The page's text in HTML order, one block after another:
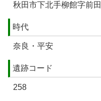
秋田市下北手柳館字前
時代
奈良・平安
遺跡コード
258